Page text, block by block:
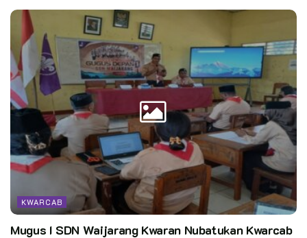
KWARCAB
Mugus I SDN Waijarang Kwaran Nubatukan Kwarcab